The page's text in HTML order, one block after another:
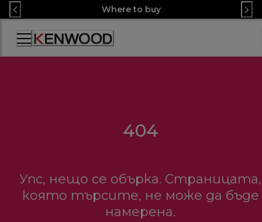
Skip
to
Content
Where to buy
Декларация
за
404
Упс, нещо се обърка. Страницата,
която търсите, не може да бъде
намерена.